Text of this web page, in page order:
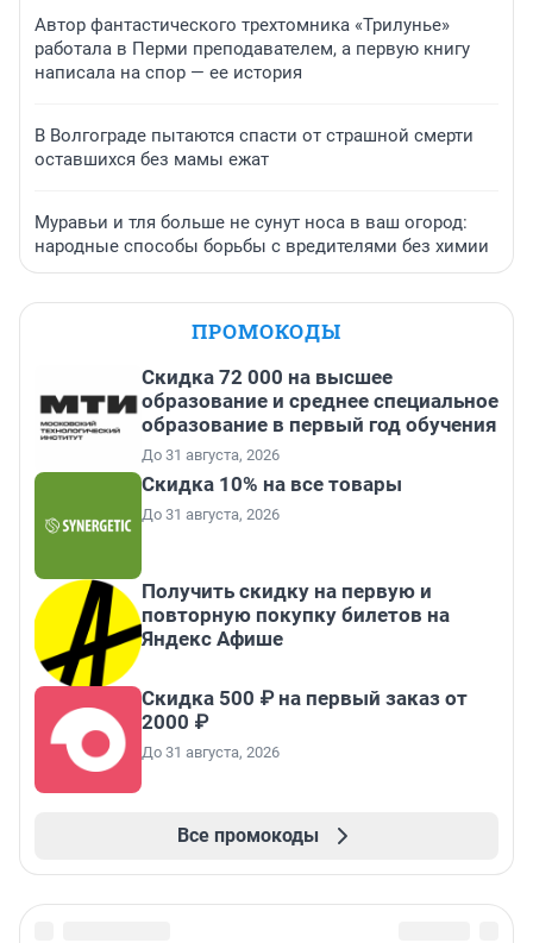
Автор фантастического трехтомника «Трилунье»
работала в Перми преподавателем, а первую книгу
написала на спор — ее история
В Волгограде пытаются спасти от страшной смерти
оставшихся без мамы ежат
Муравьи и тля больше не сунут носа в ваш огород:
народные способы борьбы с вредителями без химии
ПРОМОКОДЫ
Скидка 72 000 на высшее
образование и среднее специальное
образование в первый год обучения
До 31 августа, 2026
Скидка 10% на все товары
До 31 августа, 2026
Получить скидку на первую и
повторную покупку билетов на
Яндекс Афише
Скидка 500 ₽ на первый заказ от
2000 ₽
До 31 августа, 2026
Все промокоды